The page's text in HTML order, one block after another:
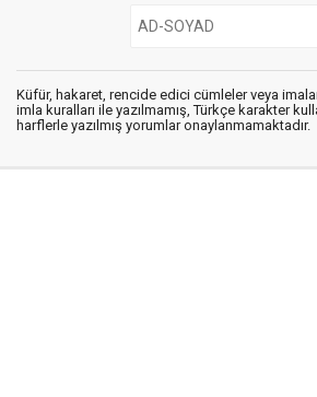
Küfür, hakaret, rencide edici cümleler veya
imla kuralları ile yazılmamış, Türkçe karakter
harflerle yazılmış yorumlar onaylanmamaktadır.